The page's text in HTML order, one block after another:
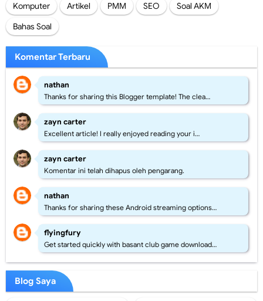
Komputer
Artikel PMM SEO
Soal AKM
Bahas Soal
Komentar Terbaru
nathan
Thanks for sharing this Blogger template! The clea…
zayn carter
Excellent article! I really enjoyed reading your i…
zayn carter
Komentar ini telah dihapus oleh pengarang.
nathan
Thanks for sharing these Android streaming options…
flyingfury
Get started quickly with basant club game download…
Blog Saya